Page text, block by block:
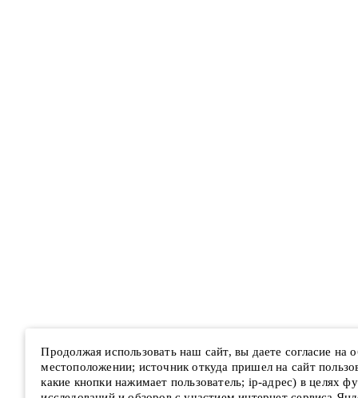
Продолжая использовать наш сайт, вы даете согласие на
местоположении; источник откуда пришел на сайт
какие кнопки нажимает пользователь; ip-адрес) в целях